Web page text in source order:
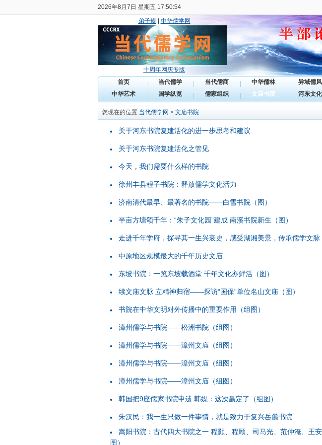
2026年8月7日 星期五 17:50:54
弟子规| 中华儒学网
十周年网庆专版
首页
当代儒学 当代儒商 中华儒林 异域儒风
中华艺术
国学纵览 儒家组织 文庙书院 河东文化
您现在的位置:当代儒学网 > 文庙书院
关于河东书院复建活化的进一步思考和建议
关于河东书院复建活化之管见
今天，我们需要什么样的书院
徐州丰县程子书院：释放儒学文化活力
济南清代最早、最著名的书院——白雪书院（图）
半亩方塘颂千年：“朱子文化园”建成 南溪书院新生（图）
走进千年学府，探寻其一生兴衰史，感受湖湘美景，传承儒学文脉
中原地区规模最大的千年历史文庙
东坡书院：一览东坡载酒堂 千年文化亦鲜活（图）
续文庙文脉 立精神归宿——探访“国保”单位名山文庙（图）
书院在中华文明对外传播中的重要作用（组图）
漳州儒学与书院——松洲书院（组图）
漳州儒学与书院——漳州文庙（组图）
漳州儒学与书院——漳州文庙（组图）
漳州儒学与书院——漳州文庙（组图）
韩国把9座儒家书院申遗 韩媒：这次赢定了（组图）
朱汉民：我一生只做一件事情，就是致力于复兴岳麓书院
嵩阳书院：古代四大书院之一 程颢、程颐、司马光、范仲淹、王
图）